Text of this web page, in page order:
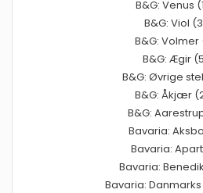
B&G: Venus
B&G: Viol
B&G: Volmer
B&G: Ægir
B&G: Øvrige
B&G: Åkjær
B&G:
Bavaria:
Bavaria:
Bavaria:
Bavaria: